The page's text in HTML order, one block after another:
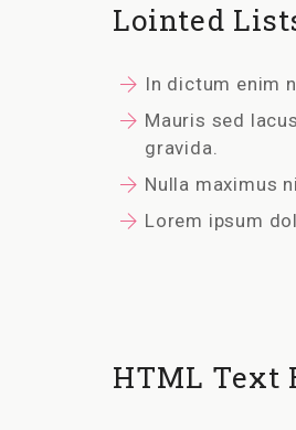
Lointed
In dictum enim
Mauris sed
gravida.
Nulla maximus
Lorem ipsum
HTML Text